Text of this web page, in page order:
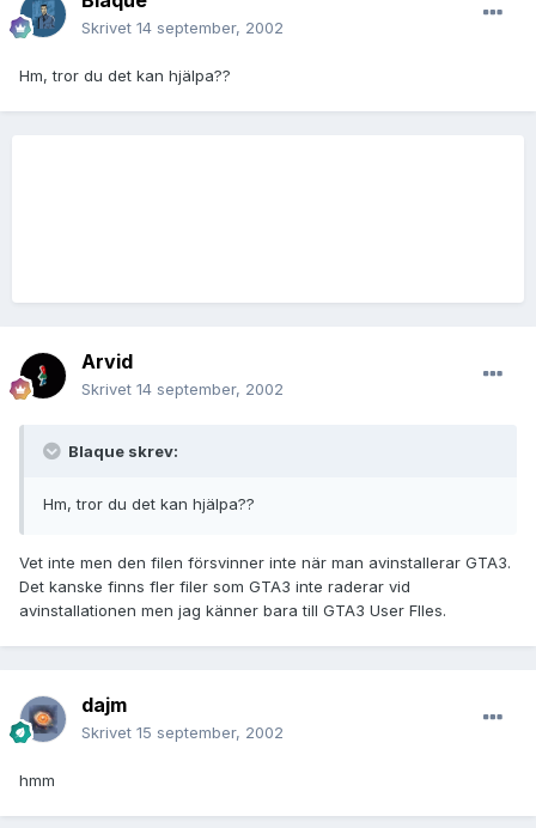
Skrivet 14 september, 2002
Hm, tror du det kan hjälpa??
Arvid
Skrivet 14 september, 2002
Blaque skrev:
Hm, tror du det kan hjälpa??
Vet inte men den filen försvinner inte när man avinstallerar GTA3.
Det kanske finns fler filer som GTA3 inte raderar vid
avinstallationen men jag känner bara till GTA3 User FIles.
dajm
Skrivet 15 september, 2002
hmm